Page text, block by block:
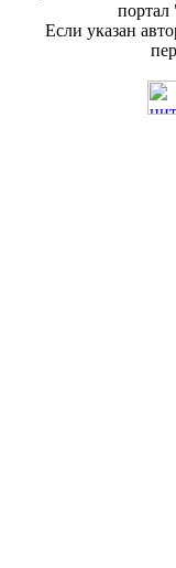
портал
Если указан